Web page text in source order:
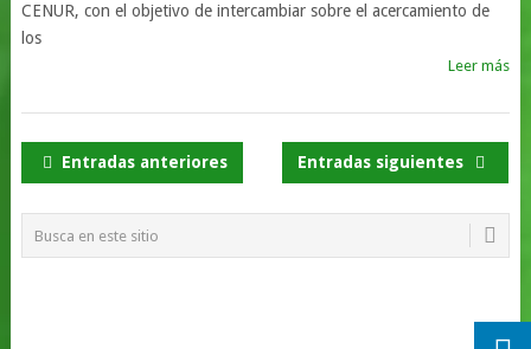
CENUR, con el objetivo de intercambiar sobre el acercamiento de
los
Leer más
NAVEGACIÓN
POSTS
Entradas anteriores Entradas siguientes